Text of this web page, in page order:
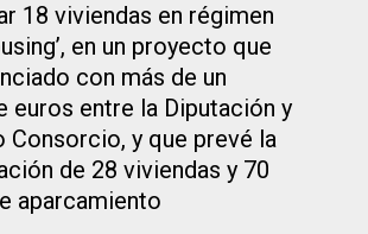
18 viviendas en régimen
en un proyecto que
con más de un
euros entre la Diputación y
Consorcio, y que prevé la
de 28 viviendas y 70
aparcamiento